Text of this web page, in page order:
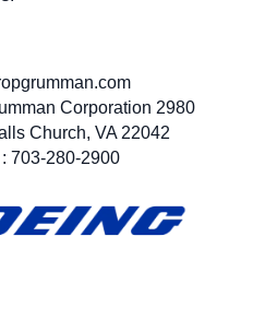
Corporation 2980
Church, VA 22042
703-280-2900